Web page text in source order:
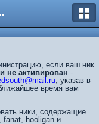
если ваш ник
не активирован -
, указав в
время вам
ники, содержащие
fanat, hooligan и